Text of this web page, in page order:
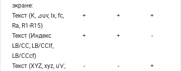
экране:
Текст (К, ⊿uv, lx, fc,
Ra, R1-R15)
+ + +
Текст (Индекс
LB/CC, LB/CClf,
LB/CCcf)
+ + -
Текст (XYZ, xyz, u'v',
- - +